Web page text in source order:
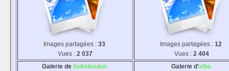
Images partagées : 33
Vues : 2 037
Images partagées : 12
Vues : 2 404
Galerie de boitaboulon Galerie d'alba